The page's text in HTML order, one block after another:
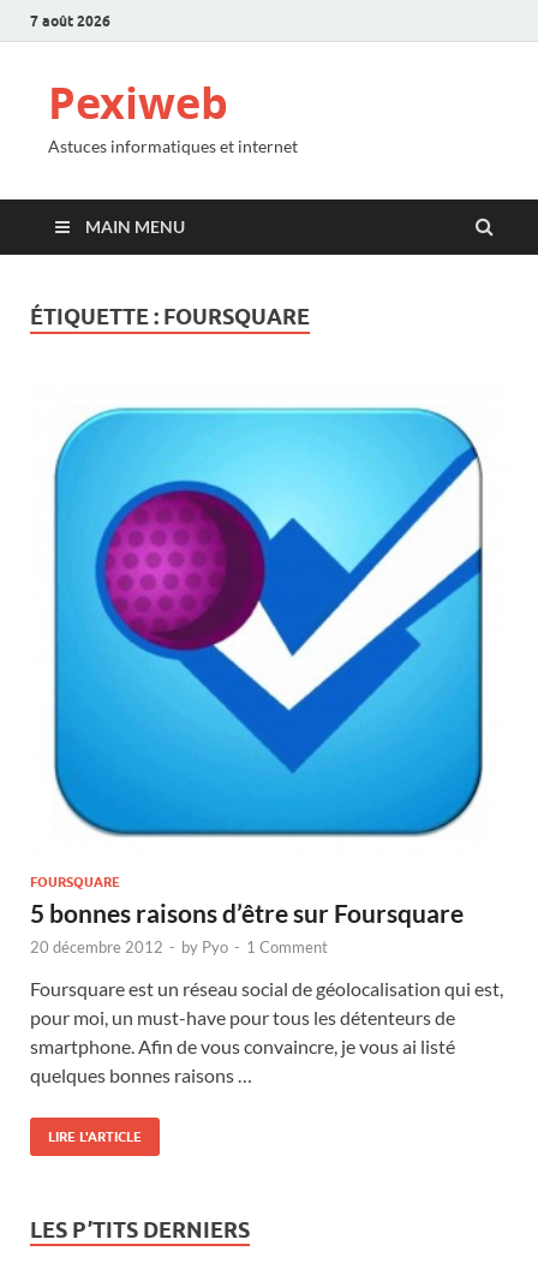
7 août 2026
Pexiweb
Astuces informatiques et internet
MAIN MENU
ÉTIQUETTE : FOURSQUARE
FOURSQUARE
5 bonnes raisons d’être sur Foursquare
20 décembre 2012 - by Pyo - 1 Comment
Foursquare est un réseau social de géolocalisation qui est,
pour moi, un must-have pour tous les détenteurs de
smartphone. Afin de vous convaincre, je vous ai listé
quelques bonnes raisons …
LIRE L'ARTICLE
LES P’TITS DERNIERS